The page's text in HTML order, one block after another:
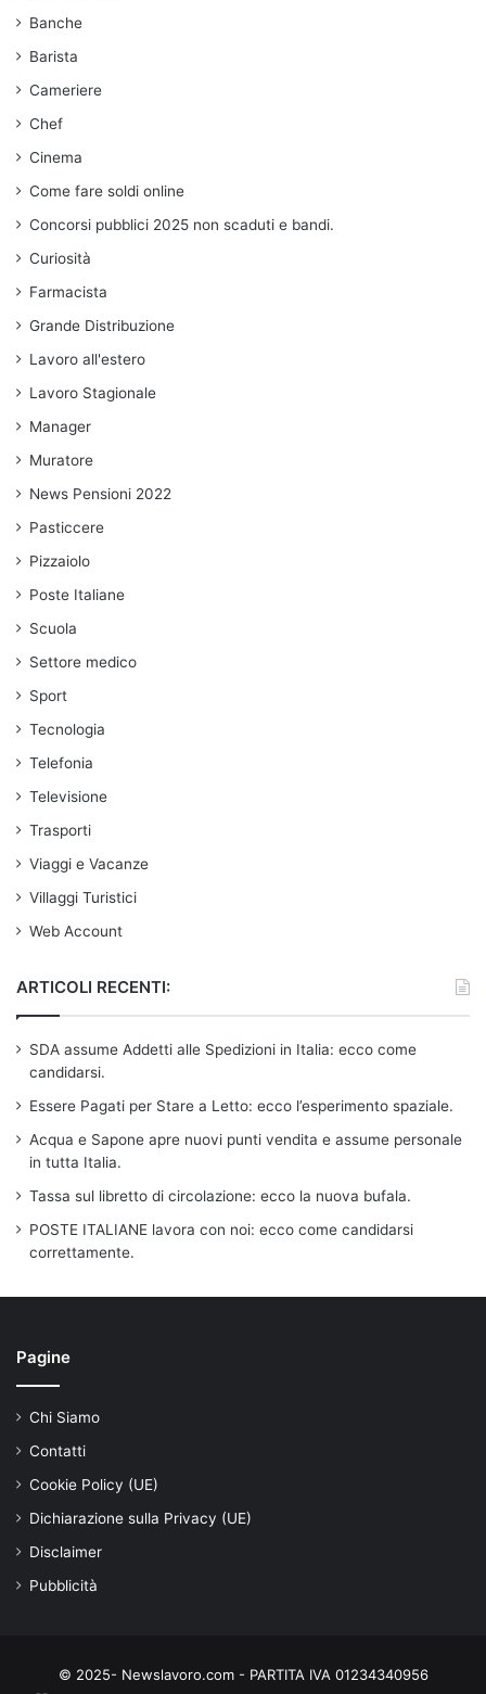
Banche
Barista
Cameriere
Chef
Cinema
Come fare soldi online
Concorsi pubblici 2025 non scaduti e bandi.
Curiosità
Farmacista
Grande Distribuzione
Lavoro all'estero
Lavoro Stagionale
Manager
Muratore
News Pensioni 2022
Pasticcere
Pizzaiolo
Poste Italiane
Scuola
Settore medico
Sport
Tecnologia
Telefonia
Televisione
Trasporti
Viaggi e Vacanze
Villaggi Turistici
Web Account
ARTICOLI RECENTI:
SDA assume Addetti alle Spedizioni in Italia: ecco come
candidarsi.
Essere Pagati per Stare a Letto: ecco l’esperimento spaziale.
Acqua e Sapone apre nuovi punti vendita e assume personale
in tutta Italia.
Tassa sul libretto di circolazione: ecco la nuova bufala.
POSTE ITALIANE lavora con noi: ecco come candidarsi
correttamente.
Pagine
Chi Siamo
Contatti
Cookie Policy (UE)
Dichiarazione sulla Privacy (UE)
Disclaimer
Pubblicità
© 2025- Newslavoro.com - PARTITA IVA 01234340956